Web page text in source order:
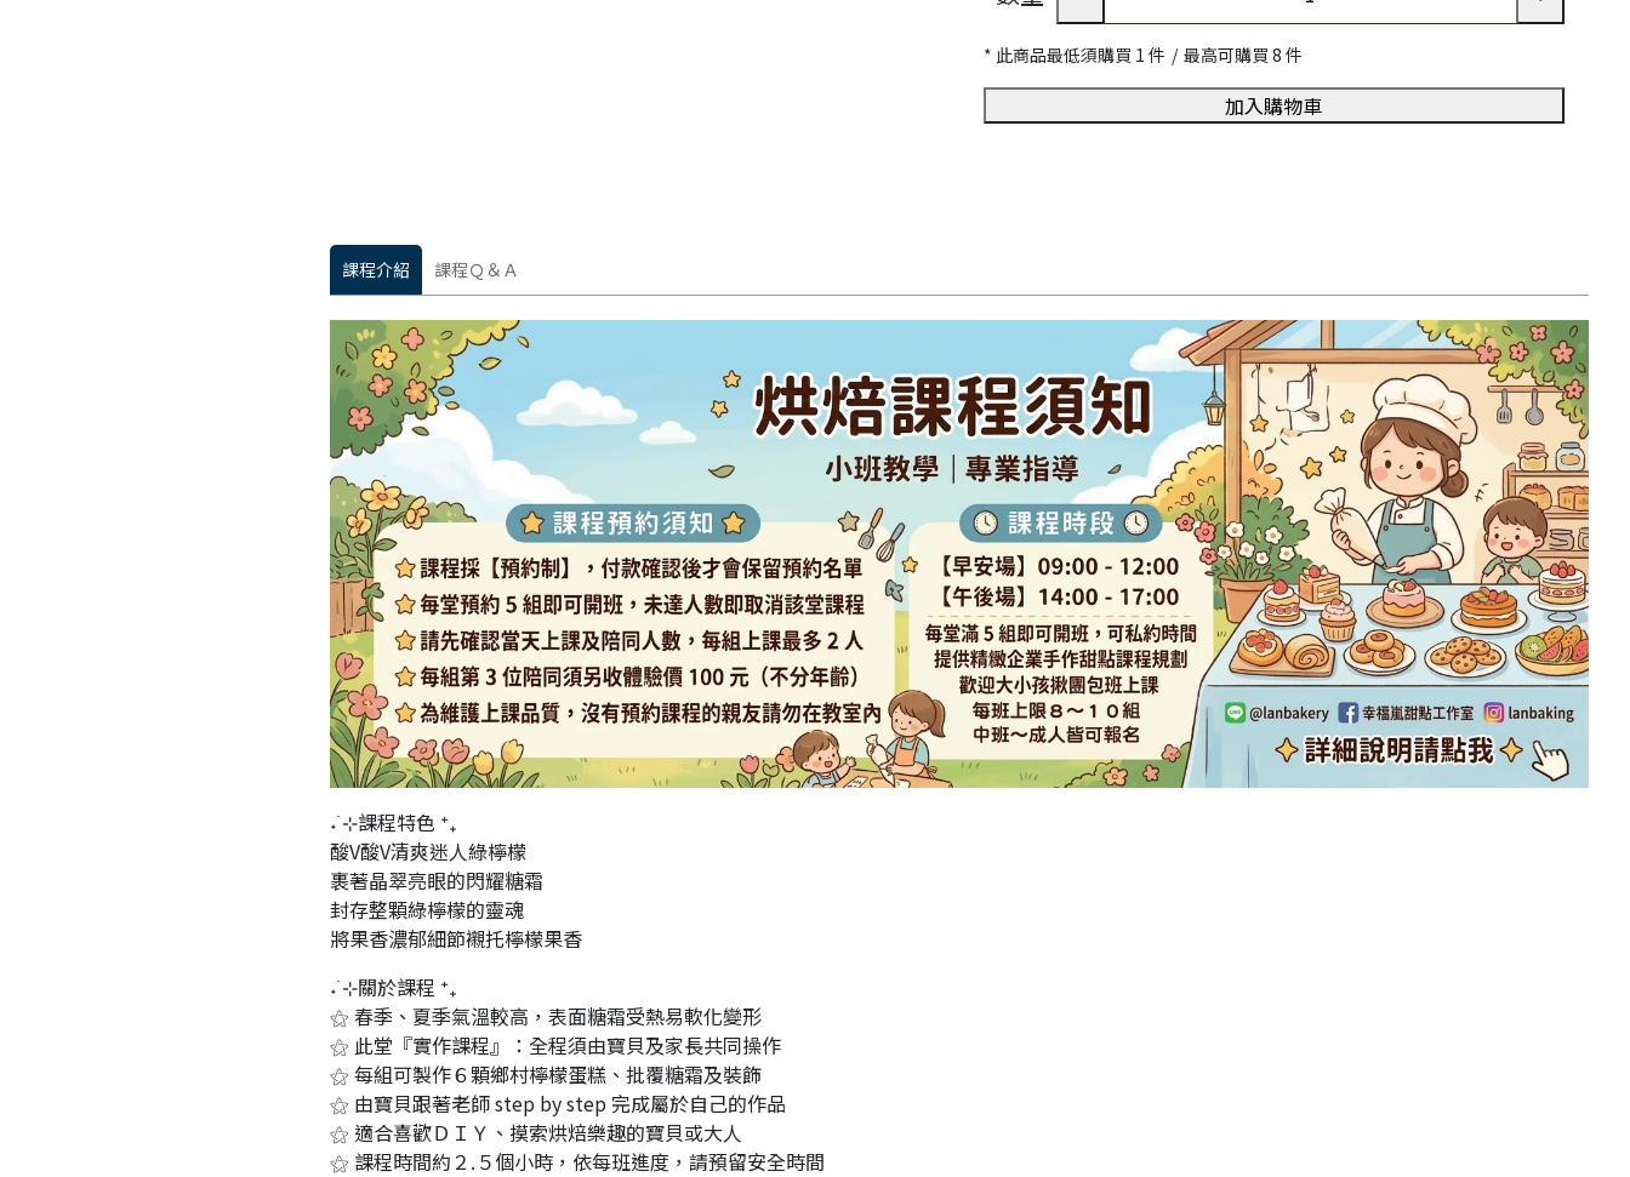
* 此商品最低須購買 1 件 / 最高可購買 8 件
加入購物車
課程介紹 課程Ｑ＆Ａ
˖ ࣪⊹課程特色 ⁺₊
酸V酸V清爽迷人綠檸檬
裹著晶翠亮眼的閃耀糖霜
封存整顆綠檸檬的靈魂
將果香濃郁細節襯托檸檬果香
˖ ࣪⊹關於課程 ⁺₊
⚝ 春季、夏季氣溫較高，表面糖霜受熱易軟化變形
⚝ 此堂『實作課程』：全程須由寶貝及家長共同操作
⚝ 每組可製作６顆鄉村檸檬蛋糕、批覆糖霜及裝飾
⚝ 由寶貝跟著老師 step by step 完成屬於自己的作品
⚝ 適合喜歡ＤＩＹ、摸索烘焙樂趣的寶貝或大人
⚝ 課程時間約２.５個小時，依每班進度，請預留安全時間